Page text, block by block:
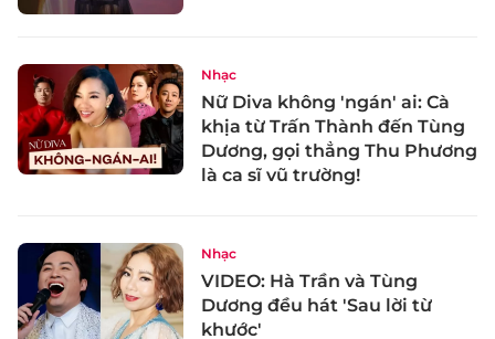
Nhạc
Nữ Diva không 'ngán' ai: Cà
khịa từ Trấn Thành đến Tùng
Dương, gọi thẳng Thu Phương
là ca sĩ vũ trường!
Nhạc
VIDEO: Hà Trần và Tùng
Dương đều hát 'Sau lời từ
khước'